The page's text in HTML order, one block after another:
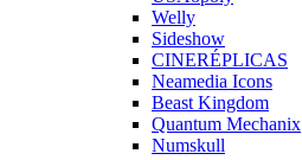
Welly
Sideshow
CINERÉPLICAS
Neamedia Icons
Beast Kingdom
Quantum Mechanix
Numskull